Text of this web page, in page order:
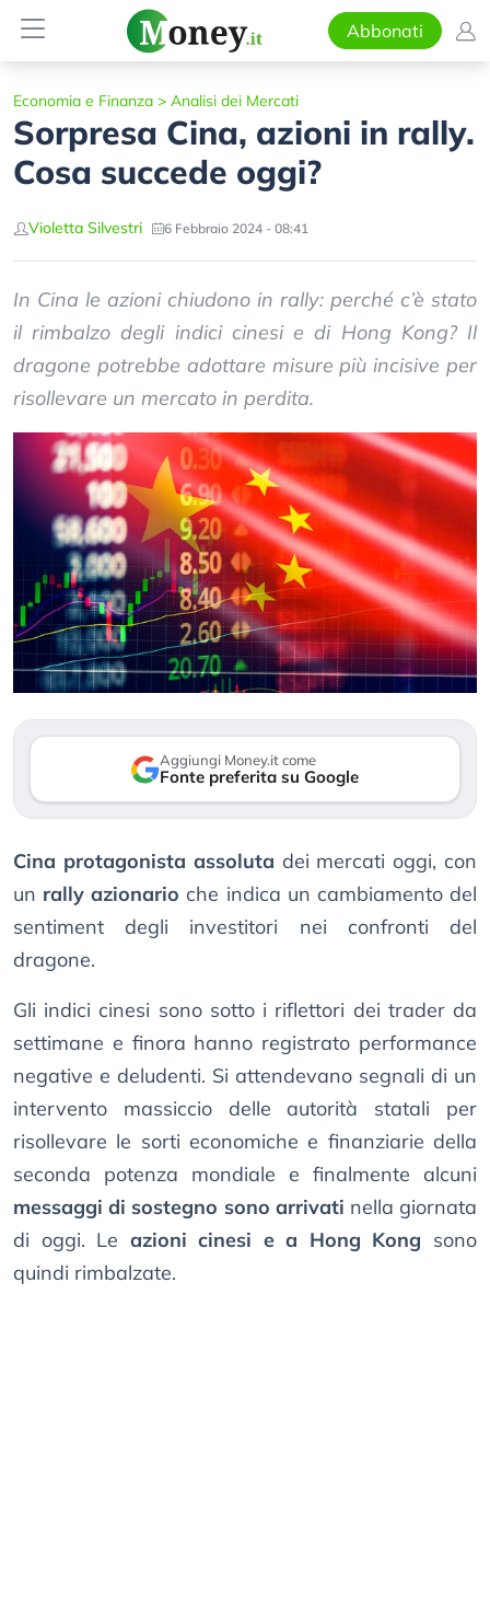
Abbonati
Economia e Finanza > Analisi dei Mercati
Sorpresa Cina, azioni in rally.
Cosa succede oggi?
Violetta Silvestri 6 Febbraio 2024 - 08:41
In Cina le azioni chiudono in rally: perché c’è stato
il rimbalzo degli indici cinesi e di Hong Kong? Il
dragone potrebbe adottare misure più incisive per
risollevare un mercato in perdita.
Aggiungi Money.it come
Fonte preferita su Google
Cina protagonista assoluta dei mercati oggi, con
un rally azionario che indica un cambiamento del
sentiment degli investitori nei confronti del
dragone.
Gli indici cinesi sono sotto i riflettori dei trader da
settimane e finora hanno registrato performance
negative e deludenti. Si attendevano segnali di un
intervento massiccio delle autorità statali per
risollevare le sorti economiche e finanziarie della
seconda potenza mondiale e finalmente alcuni
messaggi di sostegno sono arrivati nella giornata
di oggi. Le azioni cinesi e a Hong Kong sono
quindi rimbalzate.